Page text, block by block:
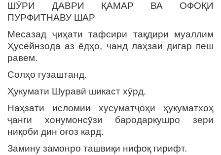
ШӮРИ ДАВРИ ҚАМАР ВА ОФОҚИ
ПУРФИТНАВУ ШАР
Месазад ҷиҳати тафсири тақдири муаллим
Ҳусейнзода аз ёдҳо, чанд лаҳзаи дигар пеш
равем.
Солҳо гузаштанд.
Ҳукумати Шуравӣ шикаст хӯрд.
Наҳзати исломии хусуматҷоҳи ҳукуматхоҳ
ҷанги хонумонсӯзи бародаркушро зери
ниқоби дин оғоз кард.
Замину замонро ташвиқи нифоқ гирифт.